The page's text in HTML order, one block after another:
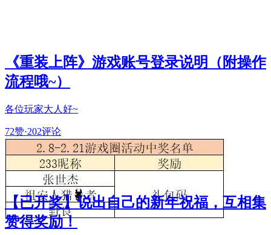
《重装上阵》游戏账号登录说明（附操作
流程哦~）
各位玩家大人好~
72赞·202评论
【已开奖】说出自己的新年祝福，互相集
赞得奖励！